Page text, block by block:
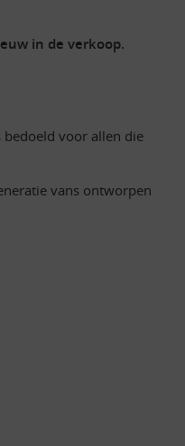
in de verkoop.
bedoeld voor allen die
vans ontworpen